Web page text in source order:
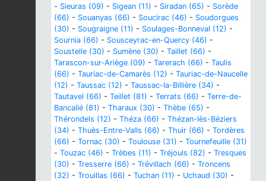
- Sieuras (09) - Sigean (11) - Siradan (65) - Sorède
(66) - Souanyas (66) - Soucirac (46) - Soudorgues
(30) - Sougraigne (11) - Soulages-Bonneval (12) -
Sournia (66) - Sousceyrac-en-Quercy (46) -
Soustelle (30) - Sumène (30) - Taillet (66) -
Tarascon-sur-Ariège (09) - Tarerach (66) - Taulis
(66) - Tauriac-de-Camarès (12) - Tauriac-de-Naucelle
(12) - Taussac (12) - Taussac-la-Billière (34) -
Tautavel (66) - Teillet (81) - Terrats (66) - Terre-de-
Bancalié (81) - Tharaux (30) - Thèbe (65) -
Thérondels (12) - Théza (66) - Thézan-lès-Béziers
(34) - Thuès-Entre-Valls (66) - Thuir (66) - Tordères
(66) - Tornac (30) - Toulouse (31) - Tournefeuille (31)
- Touzac (46) - Trèbes (11) - Tréjouls (82) - Tresques
(30) - Tresserre (66) - Trévillach (66) - Troncens
(32) - Trouillas (66) - Tuchan (11) - Uchaud (30) -